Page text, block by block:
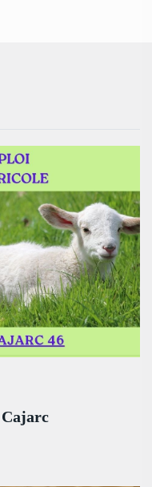
Cajarc